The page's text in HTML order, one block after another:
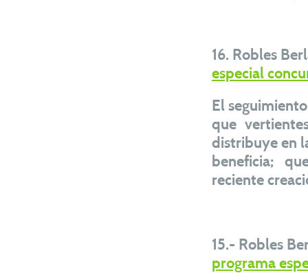
16. Robles
especial
El
que
distribuye en
beneficia;
reciente
15.- Robles
programa